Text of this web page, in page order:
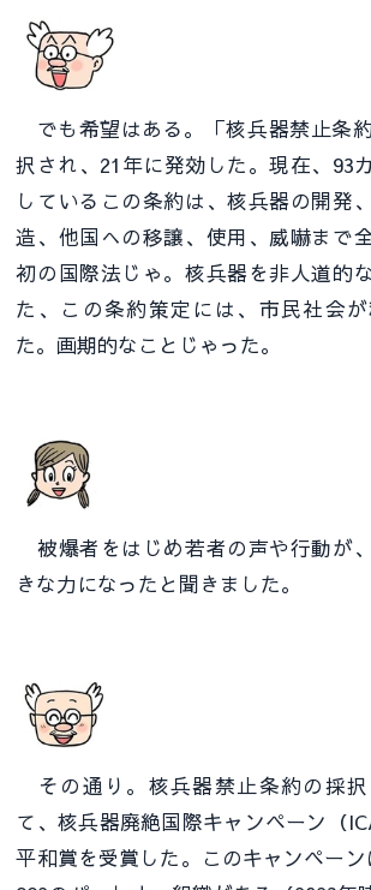
でも希望はある。「核兵器禁止条
択され、21年に発効した。現在、93
しているこの条約は、核兵器の開発
造、他国への移譲、使用、威嚇まで
初の国際法じゃ。核兵器を非人道的
た、この条約策定には、市民社会
た。画期的なことじゃった。
被爆者をはじめ若者の声や行動が
きな力になったと聞きました。
その通り。核兵器禁止条約の採
て、核兵器廃絶国際キャンペーン（
平和賞を受賞した。このキャンペー